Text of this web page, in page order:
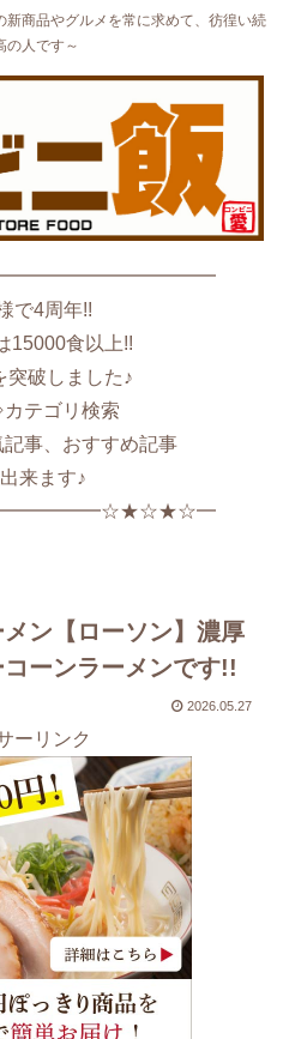
商品やグルメを常に求めて、彷徨い続
の人です～
で4周年!!
15000食以上!!
突破しました♪
テゴリ検索
事、おすすめ記事
来ます♪
ン【ローソン】濃厚
ーンラーメンです!!
2026.05.27
ーリンク